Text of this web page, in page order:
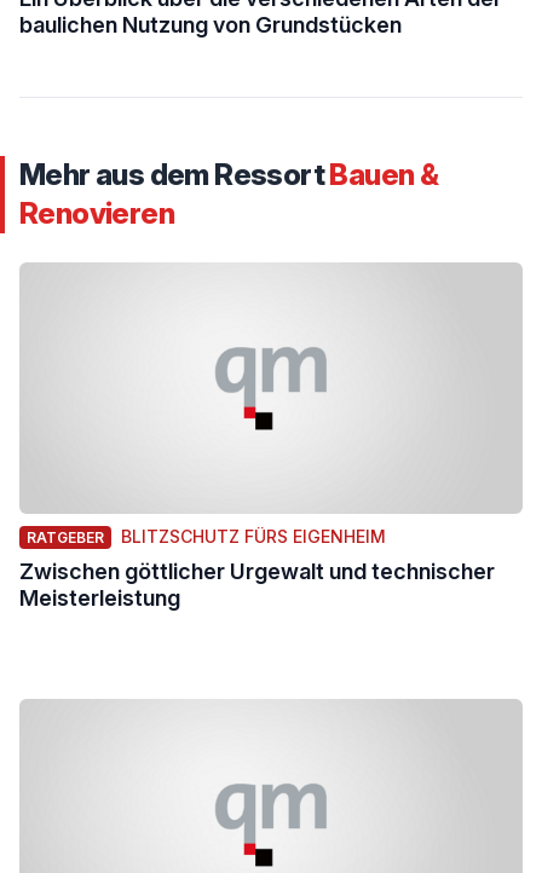
baulichen Nutzung von Grundstücken
Mehr aus dem RessortBauen &
Renovieren
RATGEBER BLITZSCHUTZ FÜRS EIGENHEIM
Zwischen göttlicher Urgewalt und technischer
Meisterleistung